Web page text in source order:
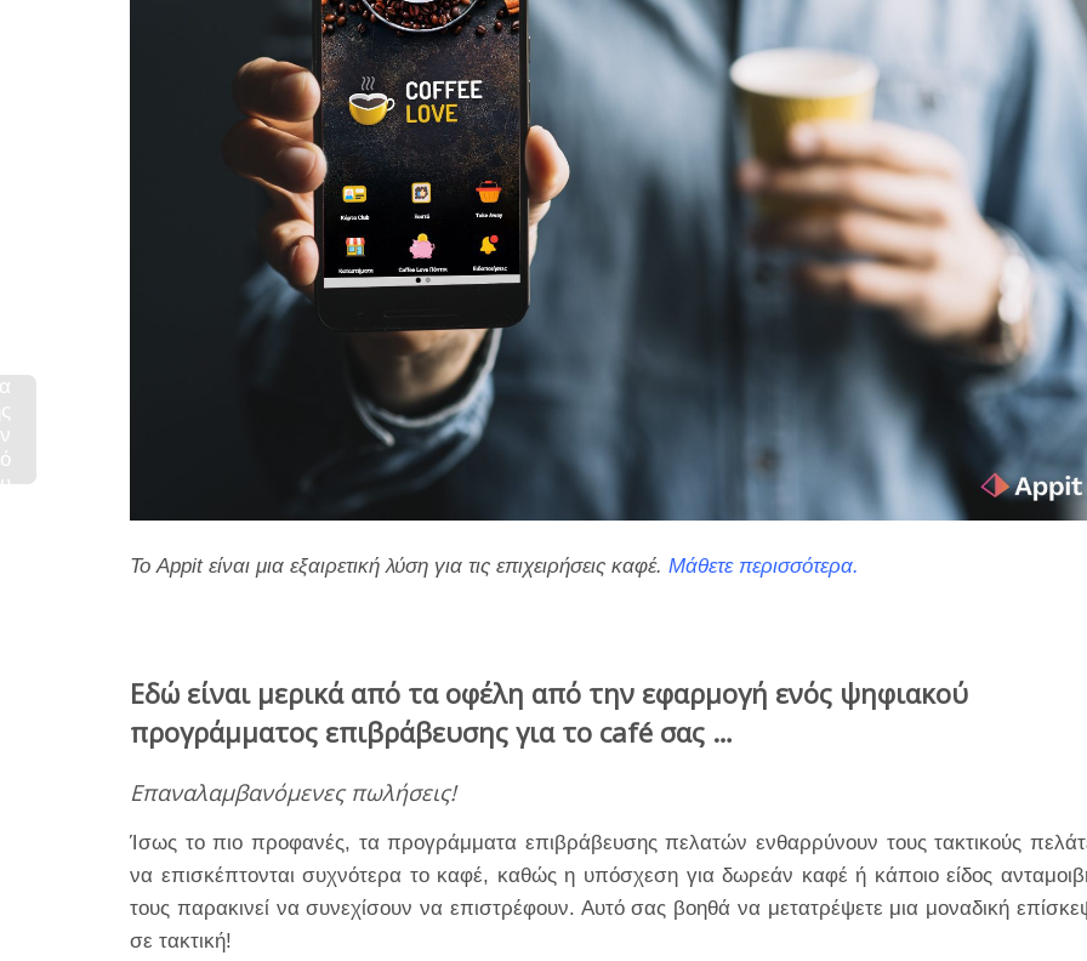
Το Appit είναι μια εξαιρετική λύση για τις επιχειρήσεις καφέ. Μάθετε περισσότερα.
Εδώ είναι μερικά από τα οφέλη από την εφαρμογή ενός ψηφιακού
προγράμματος επιβράβευσης για το café σας …
Επαναλαμβανόμενες πωλήσεις!
Ίσως το πιο προφανές, τα προγράμματα επιβράβευσης πελατών ενθαρρύνουν τους τακτικούς
να επισκέπτονται συχνότερα το καφέ, καθώς η υπόσχεση για δωρεάν καφέ ή κάποιο είδος
τους παρακινεί να συνεχίσουν να επιστρέφουν. Αυτό σας βοηθά να μετατρέψετε μια μοναδική
σε τακτική!